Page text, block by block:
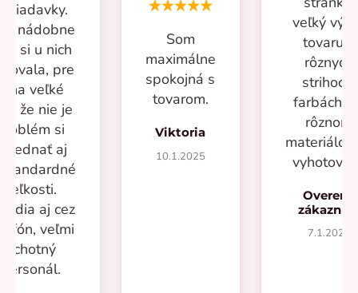
nádobne
si u nich
pre
veľké
že nie je
si
aj
veľkosti.
aj cez
veľmi
ochotný
personál.
Som
maximálne
spokojná s
tovarom.
Viktoria
10.1.2025
veľký
tovaru v
rôznych
strihoch,
farbách a
rôznom
Overený
7.1.2025